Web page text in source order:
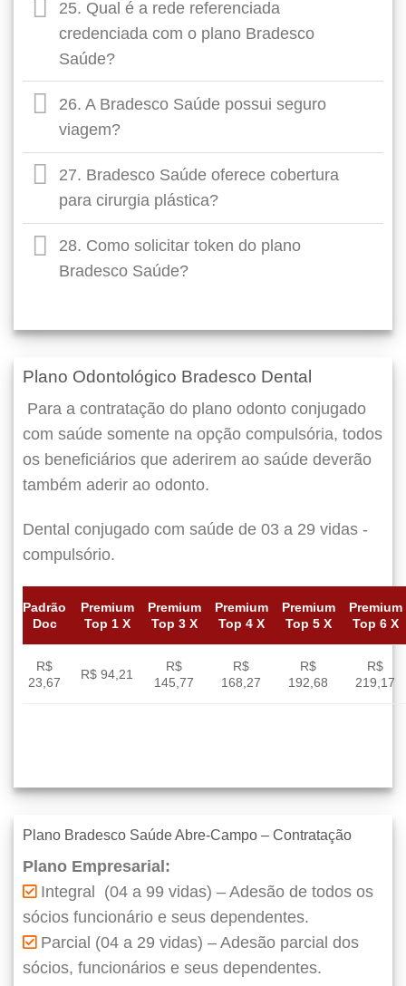
25. Qual é a rede referenciada
credenciada com o plano Bradesco
Saúde?
26. A Bradesco Saúde possui seguro
viagem?
27. Bradesco Saúde oferece cobertura
para cirurgia plástica?
28. Como solicitar token do plano
Bradesco Saúde?
Plano Odontológico Bradesco Dental
Para a contratação do plano odonto conjugado
com saúde somente na opção compulsória, todos
os beneficiários que aderirem ao saúde deverão
também aderir ao odonto.
Dental conjugado com saúde de 03 a 29 vidas -
compulsório.
Padrão
Doc
Premium
Top 1 X
Premium
Top 3 X
Premium
Top 4 X
Premium
Top 5 X
Premium
Top 6 X
R$
23,67
R$ 94,21
R$
145,77
R$
168,27
R$
192,68
R$
219,17
Plano Bradesco Saúde Abre-Campo – Contratação
Plano Empresarial:
Integral (04 a 99 vidas) – Adesão de todos os
sócios funcionário e seus dependentes.
Parcial (04 a 29 vidas) – Adesão parcial dos
sócios, funcionários e seus dependentes.